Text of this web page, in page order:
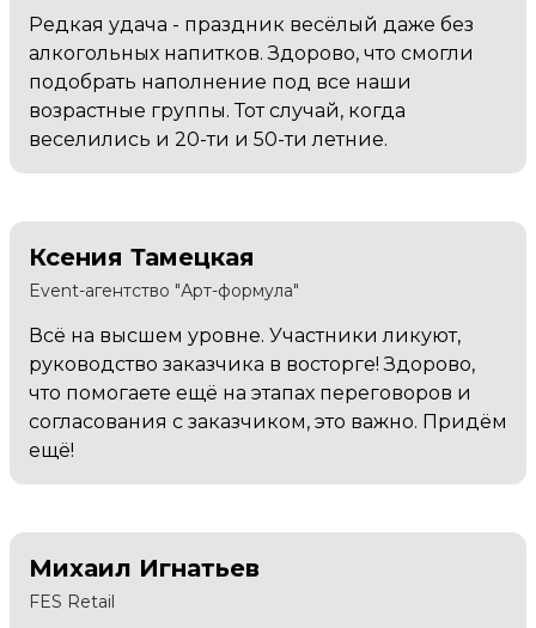
Редкая удача - праздник весёлый даже без
алкогольных напитков. Здорово, что смогли
подобрать наполнение под все наши
возрастные группы. Тот случай, когда
веселились и 20-ти и 50-ти летние.
Ксения Тамецкая
Event-агентство "Арт-формула"
Всё на высшем уровне. Участники ликуют,
руководство заказчика в восторге! Здорово,
что помогаете ещё на этапах переговоров и
согласования с заказчиком, это важно. Придём
ещё!
Михаил Игнатьев
FES Retail